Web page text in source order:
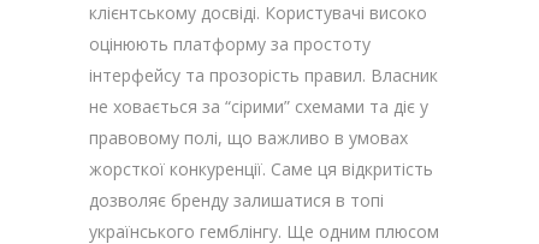
клієнтському досвіді. Користувачі високо
оцінюють платформу за простоту
інтерфейсу та прозорість правил. Власник
не ховається за “сірими” схемами та діє у
правовому полі, що важливо в умовах
жорсткої конкуренції. Саме ця відкритість
дозволяє бренду залишатися в топі
українського гемблінгу. Ще одним плюсом